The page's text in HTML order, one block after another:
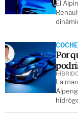
El
Por
La